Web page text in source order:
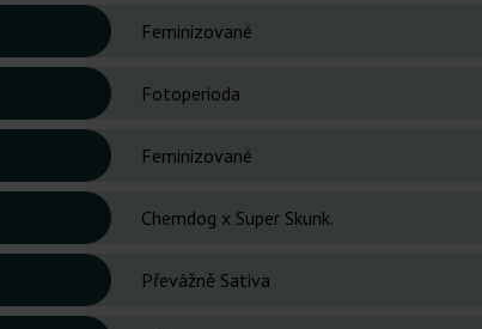
Feminizované
Fotoperioda
Feminizované
Chemdog x Super Skunk.
Převážně Sativa